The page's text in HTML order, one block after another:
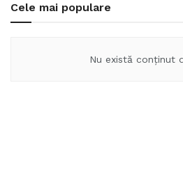
Cele mai populare
Nu există conținut